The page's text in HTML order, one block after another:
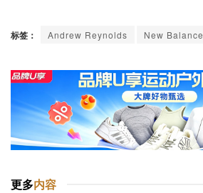
标签： Andrew Reynolds New Balance
更多内容